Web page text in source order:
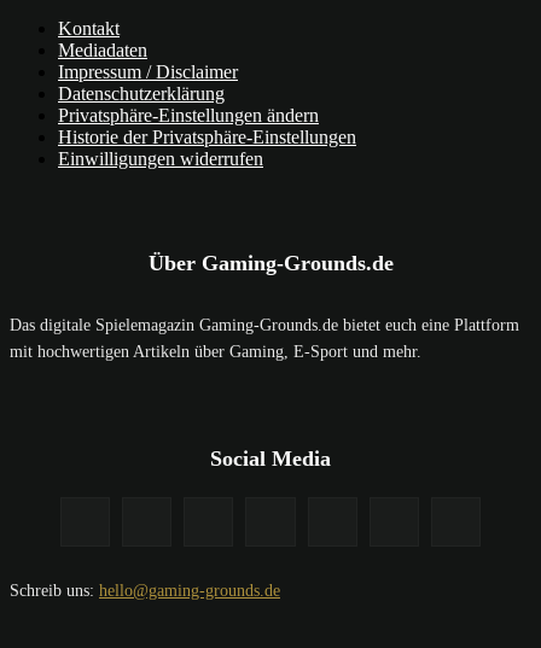
Kontakt
Mediadaten
Impressum / Disclaimer
Datenschutzerklärung
Privatsphäre-Einstellungen ändern
Historie der Privatsphäre-Einstellungen
Einwilligungen widerrufen
Über Gaming-Grounds.de
Das digitale Spielemagazin Gaming-Grounds.de bietet euch eine Plattform
mit hochwertigen Artikeln über Gaming, E-Sport und mehr.
Social Media
Schreib uns: hello@gaming-grounds.de